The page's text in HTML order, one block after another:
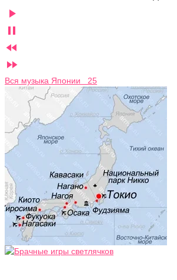




Вся музыка Японии 25